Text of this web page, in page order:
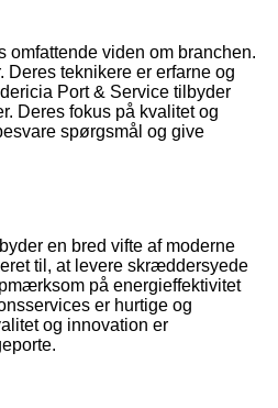
omfattende viden om branchen.
teknikere er erfarne og
Port & Service tilbyder
Deres fokus på kvalitet og
spørgsmål og give
en bred vifte af moderne
til, at levere skræddersyede
på energieffektivitet
er hurtige og
og innovation er